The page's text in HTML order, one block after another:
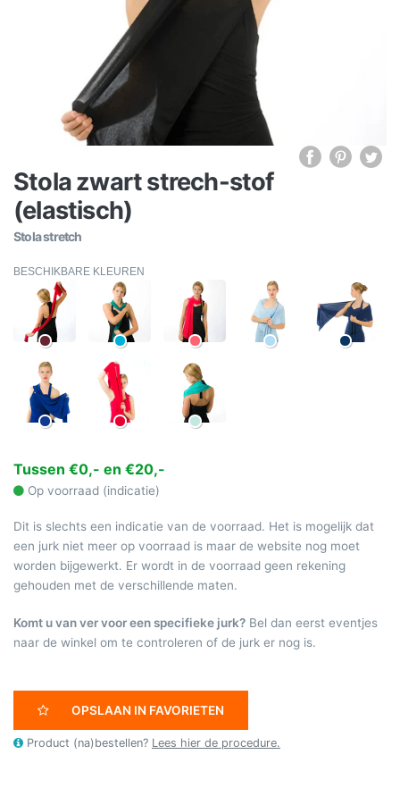
Stola zwart strech-stof
(elastisch)
Stola stretch
BESCHIKBARE KLEUREN
Tussen €0,- en €20,-
Op voorraad (indicatie)
Dit is slechts een indicatie van de voorraad. Het is mogelijk dat
een jurk niet meer op voorraad is maar de website nog moet
worden bijgewerkt. Er wordt in de voorraad geen rekening
gehouden met de verschillende maten.
Komt u van ver voor een specifieke jurk? Bel dan eerst eventjes
naar de winkel om te controleren of de jurk er nog is.
OPSLAAN IN FAVORIETEN
Product (na)bestellen? Lees hier de procedure.